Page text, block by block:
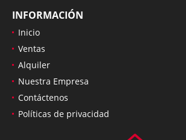
INFORMACIÓN
Inicio
Ventas
Alquiler
Nuestra Empresa
Contáctenos
Políticas de privacidad